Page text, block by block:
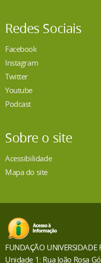
Redes Sociais
Facebook
Instagram
Twitter
Youtube
Podcast
Sobre o site
Acessibilidade
Mapa do site
FUNDAÇÃO UNIVERSIDADE
Unidade 1: Rua João Rosa